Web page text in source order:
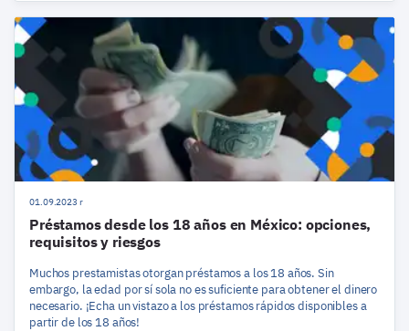
01.09.2023 r
Préstamos desde los 18 años en México: opciones,
requisitos y riesgos
Muchos prestamistas otorgan préstamos a los 18 años. Sin
embargo, la edad por sí sola no es suficiente para obtener el dinero
necesario. ¡Echa un vistazo a los préstamos rápidos disponibles a
partir de los 18 años!